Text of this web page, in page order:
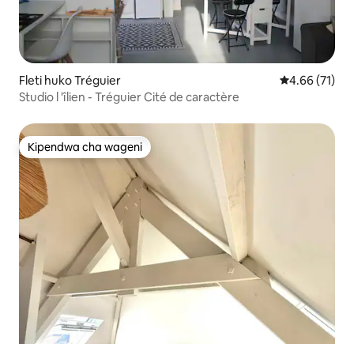
Fleti huko Tréguier Ukadiriaji wa
4.66 (71)
Studio l 'îlien - Tréguier Cité de caractère
Kipendwa cha wageni
Kipendwa cha wageni